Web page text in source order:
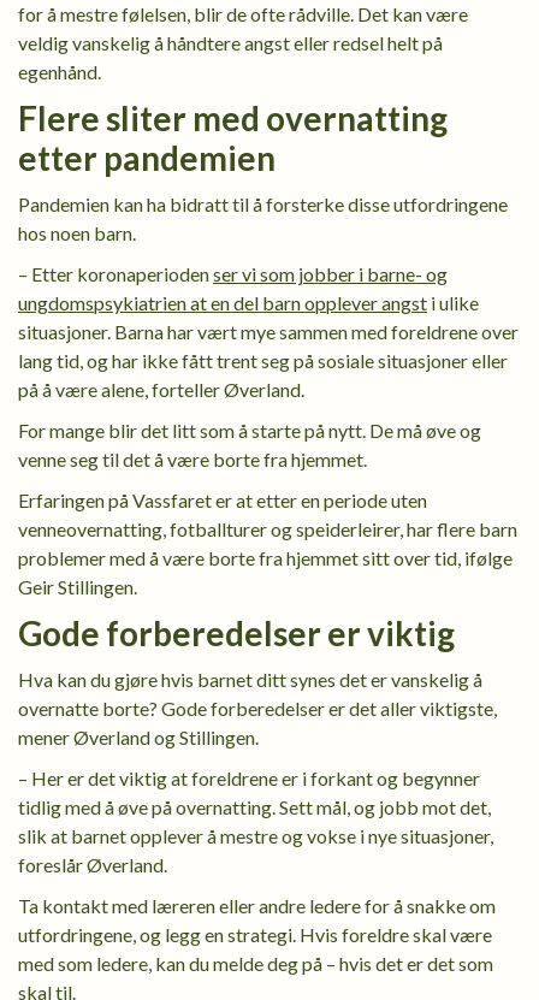
for å mestre følelsen, blir de ofte rådville. Det kan være
veldig vanskelig å håndtere angst eller redsel helt på
egenhånd.
Flere sliter med overnatting
etter pandemien
Pandemien kan ha bidratt til å forsterke disse utfordringene
hos noen barn.
– Etter koronaperiodenser vi som jobber i barne- og
ungdomspsykiatrien at en del barn opplever angst i ulike
situasjoner. Barna har vært mye sammen med foreldrene over
lang tid, og har ikke fått trent seg på sosiale situasjoner eller
på å være alene, forteller Øverland.
For mange blir det litt som å starte på nytt. De må øve og
venne seg til det å være borte fra hjemmet.
Erfaringen på Vassfaret er at etter en periode uten
venneovernatting, fotballturer og speiderleirer, har flere barn
problemer med å være borte fra hjemmet sitt over tid, ifølge
Geir Stillingen.
Gode forberedelser er viktig
Hva kan du gjøre hvis barnet ditt synes det er vanskelig å
overnatte borte? Gode forberedelser er det aller viktigste,
mener Øverland og Stillingen.
– Her er det viktig at foreldrene er i forkant og begynner
tidlig med å øve på overnatting. Sett mål, og jobb mot det,
slik at barnet opplever å mestre og vokse i nye situasjoner,
foreslår Øverland.
Ta kontakt med læreren eller andre ledere for å snakke om
utfordringene, og legg en strategi. Hvis foreldre skal være
med som ledere, kan du melde deg på – hvis det er det som
skal til.